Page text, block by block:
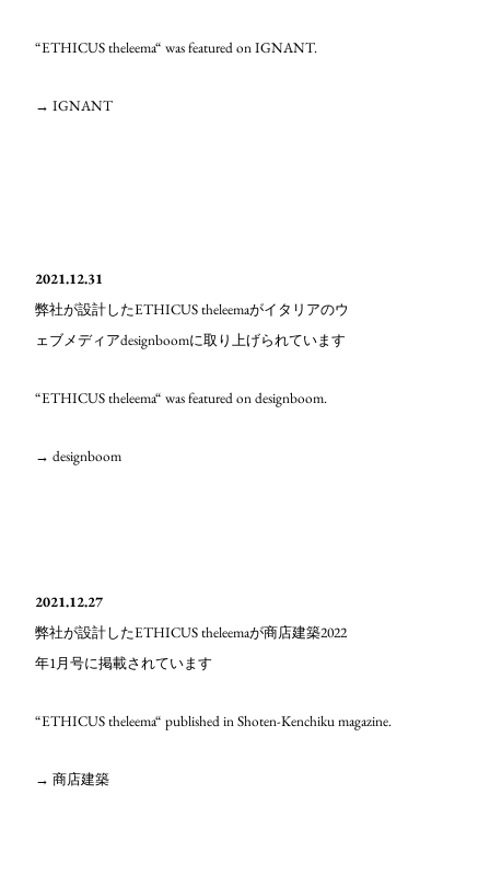
“ETHICUS theleema“ was featured on IGNANT.
→ IGNANT
2021.12.31
弊社が設計したETHICUS theleemaがイタリアのウ
ェブメディアdesignboomに取り上げられています
“ETHICUS theleema“ was featured on designboom.
→ designboom
2021.12.27
弊社が設計したETHICUS theleemaが商店建築2022
年1月号に掲載されています
“ETHICUS theleema“ published in Shoten-Kenchiku magazine.
→ 商店建築